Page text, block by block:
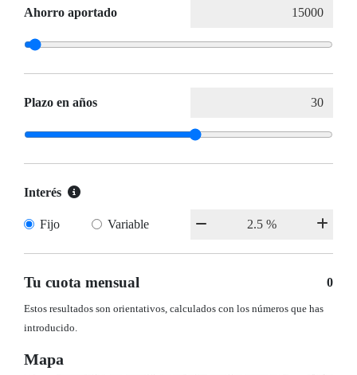
Ahorro aportado
Plazo en años
Interés
Fijo Variable
Tu cuota mensual 0
Estos resultados son orientativos, calculados con los números que has
introducido.
Mapa